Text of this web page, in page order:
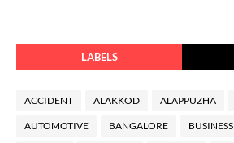
LABELS
ACCIDENT ALAKKOD ALAPPUZHA
AUTOMOTIVE BANGALORE BUSINESS